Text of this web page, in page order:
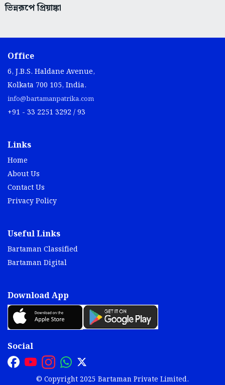
ভিন্নরূপে প্রিয়াঙ্কা
Office
6, J.B.S. Haldane Avenue,
Kolkata 700 105, India.
info@bartamanpatrika.com
+91 - 33 2251 3292 / 93
Links
Home
About Us
Contact Us
Privacy Policy
Useful Links
Bartaman Classified
Bartaman Digital
Download App
Social
© Copyright 2025 Bartaman Private Limited.